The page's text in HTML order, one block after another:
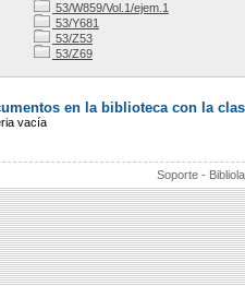
53/W859/Vol.1/ejem.1
53/Y681
53/Z53
53/Z69
en la biblioteca con la
vacía
Soporte -